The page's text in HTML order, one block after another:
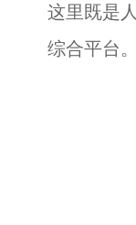
这里既是
综合平台。